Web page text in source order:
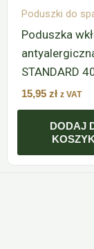
Poduszki do
Poduszka
STANDARD
15,95 zł z VAT
DODAJ